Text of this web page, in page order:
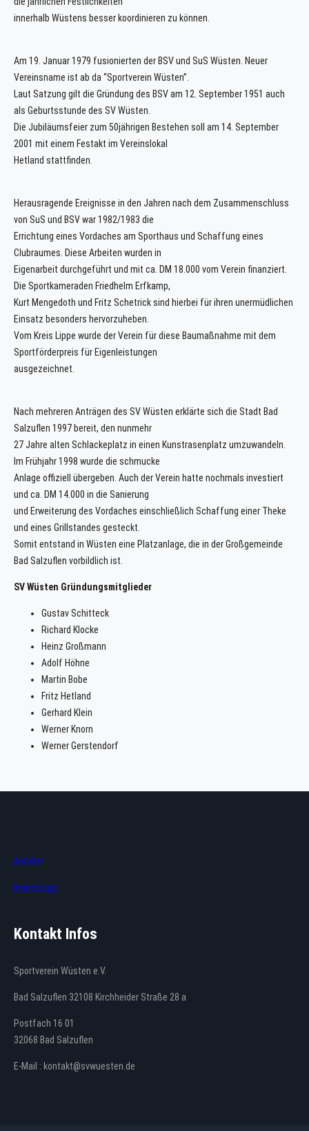
innerhalb Wüstens besser koordinieren zu können.
Am 19. Januar 1979 fusionierten der BSV und SuS Wüsten. Neuer
Vereinsname ist ab da “Sportverein Wüsten”.
Laut Satzung gilt die Gründung des BSV am 12. September 1951 auch
als Geburtsstunde des SV Wüsten.
Die Jubiläumsfeier zum 50jährigen Bestehen soll am 14. September
2001 mit einem Festakt im Vereinslokal
Hetland stattfinden.
Herausragende Ereignisse in den Jahren nach dem Zusammenschluss
von SuS und BSV war 1982/1983 die
Errichtung eines Vordaches am Sporthaus und Schaffung eines
Clubraumes. Diese Arbeiten wurden in
Eigenarbeit durchgeführt und mit ca. DM 18.000 vom Verein finanziert.
Die Sportkameraden Friedhelm Erfkamp,
Kurt Mengedoth und Fritz Schetrick sind hierbei für ihren unermüdlichen
Einsatz besonders hervorzuheben.
Vom Kreis Lippe wurde der Verein für diese Baumaßnahme mit dem
Sportförderpreis für Eigenleistungen
ausgezeichnet.
Nach mehreren Anträgen des SV Wüsten erklärte sich die Stadt Bad
Salzuflen 1997 bereit, den nunmehr
27 Jahre alten Schlackeplatz in einen Kunstrasenplatz umzuwandeln.
Im Frühjahr 1998 wurde die schmucke
Anlage offiziell übergeben. Auch der Verein hatte nochmals investiert
und ca. DM 14.000 in die Sanierung
und Erweiterung des Vordaches einschließlich Schaffung einer Theke
und eines Grillstandes gesteckt.
Somit entstand in Wüsten eine Platzanlage, die in der Großgemeinde
Bad Salzuflen vorbildlich ist.
SV Wüsten Gründungsmitglieder
Gustav Schitteck
Richard Klocke
Heinz Großmann
Adolf Höhne
Martin Bobe
Fritz Hetland
Gerhard Klein
Werner Knorn
Werner Gerstendorf
Anfahrt
Impressum
Kontakt Infos
Sportverein Wüsten e.V.
Bad Salzuflen 32108 Kirchheider Straße 28 a
Postfach 16 01
32068 Bad Salzuflen
E-Mail : kontakt@svwuesten.de